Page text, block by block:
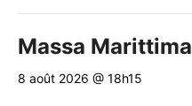
Massa Marittima
8 août 2026 @ 18h15